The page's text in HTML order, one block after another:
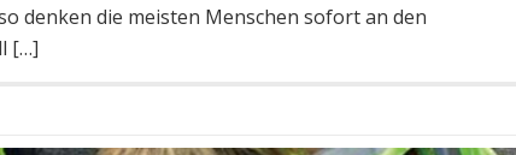
denken die meisten Menschen sofort an den
[…]